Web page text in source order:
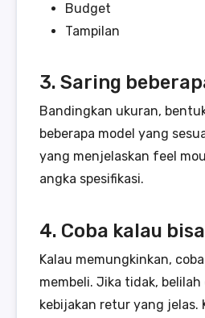
Budget
Tampilan
3. Saring
Bandingkan ukuran,
beberapa model yang
yang menjelaskan feel
angka spesifikasi.
4. Coba kalau bisa
Kalau memungkinkan,
membeli. Jika tidak,
kebijakan retur yang jelas.